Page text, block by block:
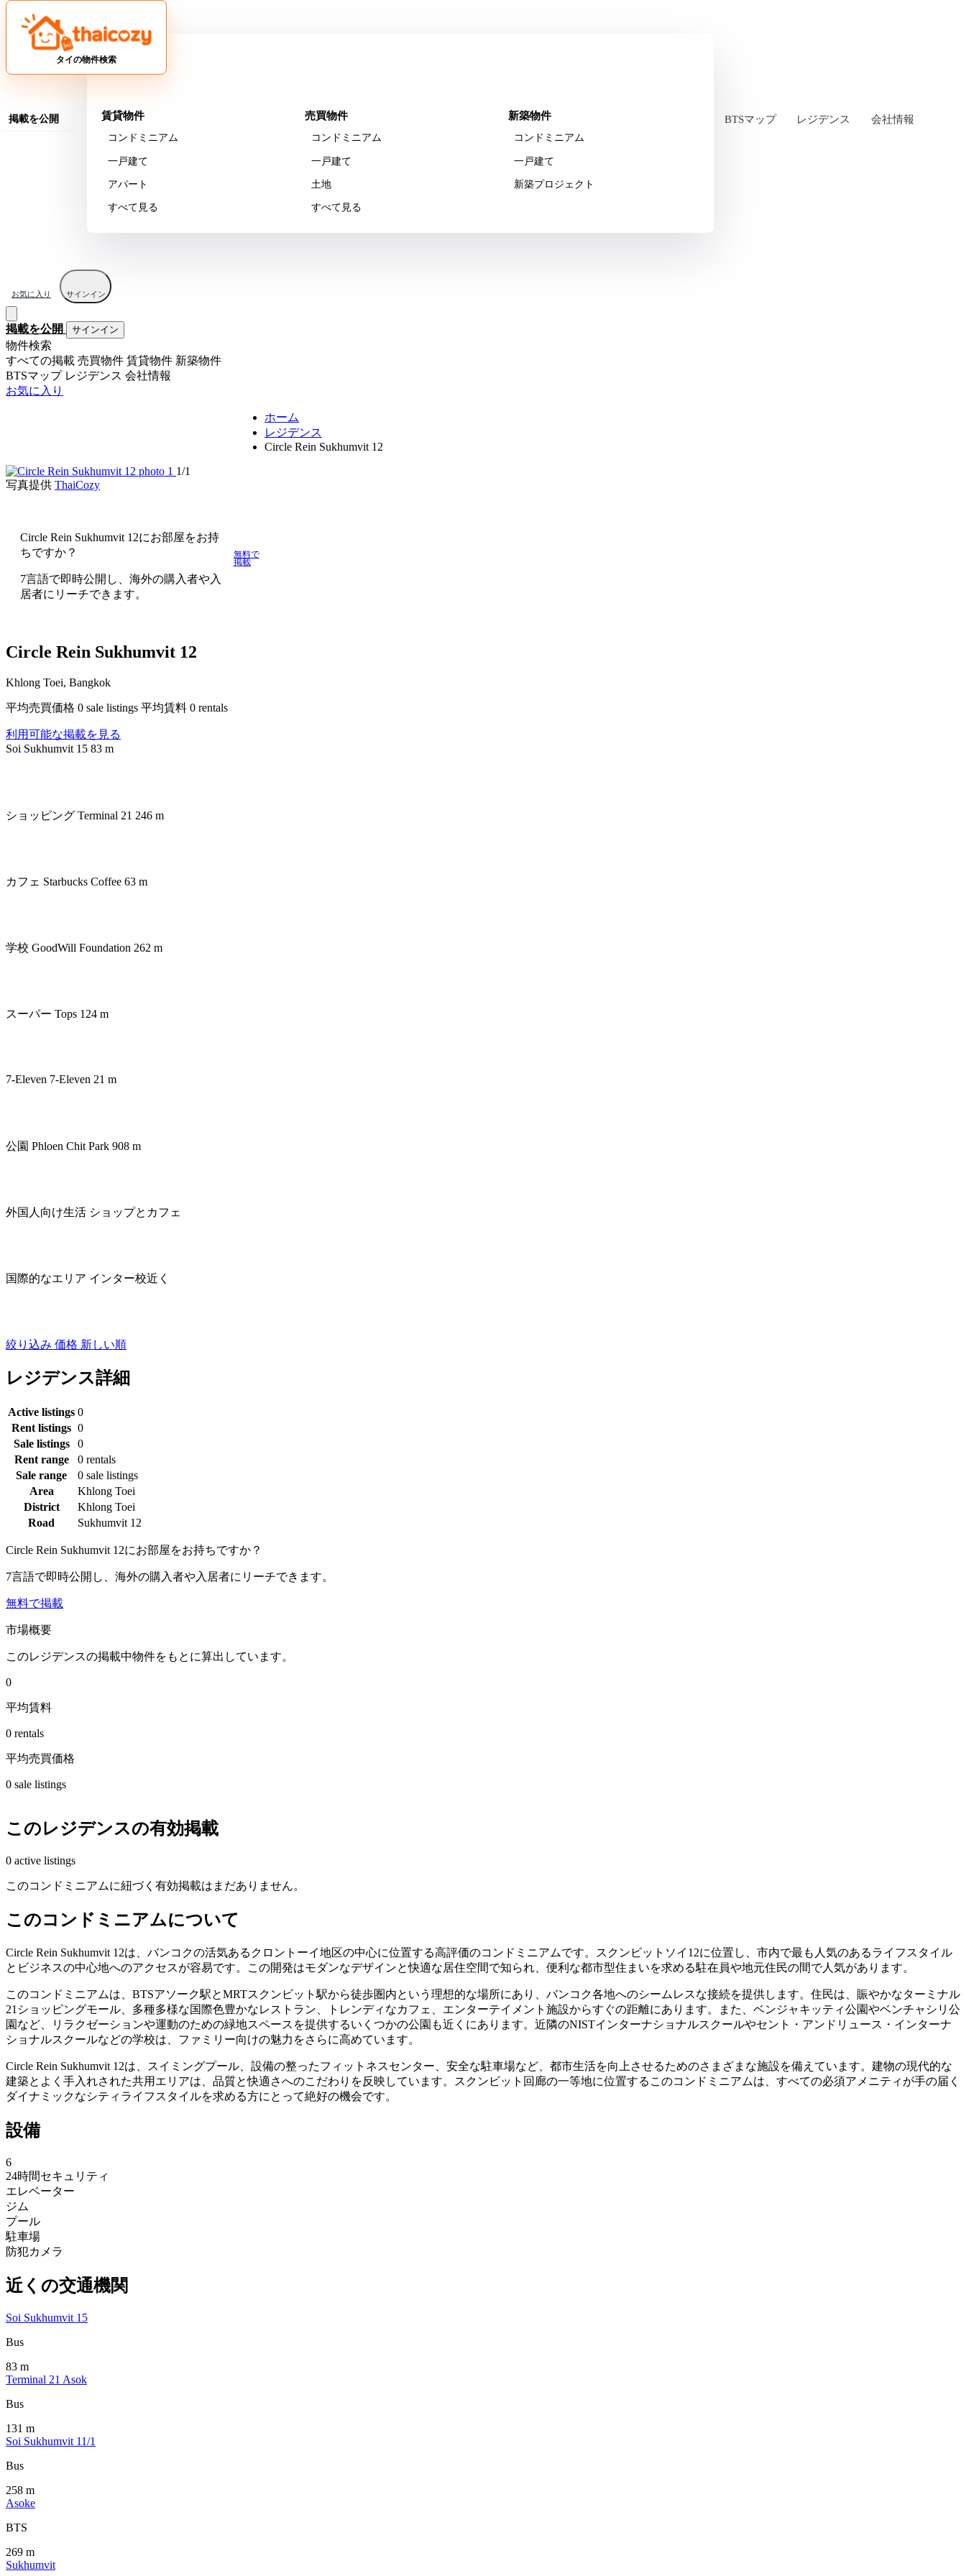
タイの物件検索
掲載を公開
物件検索
賃貸物件
コンドミニアム
一戸建て
アパート
すべて見る
売買物件
コンドミニアム
一戸建て
土地
すべて見る
新築物件
コンドミニアム
一戸建て
新築プロジェクト
BTSマップ レジデンス 会社情報
お気に入り サインイン
掲載を公開 サインイン
物件検索
すべての掲載 売買物件 賃貸物件 新築物件
BTSマップ レジデンス 会社情報
お気に入り
ホーム
レジデンス
Circle Rein Sukhumvit 12
1/1
写真提供 ThaiCozy
Circle Rein Sukhumvit 12にお部屋をお持
ちですか？
7言語で即時公開し、海外の購入者や入
居者にリーチできます。
無料で
掲載
Circle Rein Sukhumvit 12
Khlong Toei, Bangkok
平均売買価格 0 sale listings 平均賃料 0 rentals
利用可能な掲載を見る
Soi Sukhumvit 15 83 m
ショッピング Terminal 21 246 m
カフェ Starbucks Coffee 63 m
学校 GoodWill Foundation 262 m
スーパー Tops 124 m
7-Eleven 7-Eleven 21 m
公園 Phloen Chit Park 908 m
外国人向け生活 ショップとカフェ
国際的なエリア インター校近く
絞り込み 価格 新しい順
レジデンス詳細
Active listings 0
Rent listings 0
Sale listings
0
Rent range
0 rentals
Sale range
0 sale listings
Area
Khlong Toei
District
Khlong Toei
Road
Sukhumvit 12
Circle Rein Sukhumvit 12にお部屋をお持ちですか？
7言語で即時公開し、海外の購入者や入居者にリーチできます。
無料で掲載
市場概要
このレジデンスの掲載中物件をもとに算出しています。
0
平均賃料
0 rentals
平均売買価格
0 sale listings
このレジデンスの有効掲載
0 active listings
このコンドミニアムに紐づく有効掲載はまだありません。
このコンドミニアムについて
Circle Rein Sukhumvit 12は、バンコクの活気あるクロントーイ地区の中心に位置する高評価のコンドミニアムです。スクンビットソイ12に位置し、市内で最も人気のあるライフスタイル
とビジネスの中心地へのアクセスが容易です。この開発はモダンなデザインと快適な居住空間で知られ、便利な都市型住まいを求める駐在員や地元住民の間で人気があります。
このコンドミニアムは、BTSアソーク駅とMRTスクンビット駅から徒歩圏内という理想的な場所にあり、バンコク各地へのシームレスな接続を提供します。住民は、賑やかなターミナル
21ショッピングモール、多種多様な国際色豊かなレストラン、トレンディなカフェ、エンターテイメント施設からすぐの距離にあります。また、ベンジャキッティ公園やベンチャシリ公
園など、リラクゼーションや運動のための緑地スペースを提供するいくつかの公園も近くにあります。近隣のNISTインターナショナルスクールやセント・アンドリュース・インターナ
ショナルスクールなどの学校は、ファミリー向けの魅力をさらに高めています。
Circle Rein Sukhumvit 12は、スイミングプール、設備の整ったフィットネスセンター、安全な駐車場など、都市生活を向上させるためのさまざまな施設を備えています。建物の現代的な
建築とよく手入れされた共用エリアは、品質と快適さへのこだわりを反映しています。スクンビット回廊の一等地に位置するこのコンドミニアムは、すべての必須アメニティが手の届く
ダイナミックなシティライフスタイルを求める方にとって絶好の機会です。
設備
6
24時間セキュリティ
エレベーター
ジム
プール
駐車場
防犯カメラ
近くの交通機関
Soi Sukhumvit 15
Bus
83 m
Terminal 21 Asok
Bus
131 m
Soi Sukhumvit 11/1
Bus
258 m
Asoke
BTS
269 m
Sukhumvit